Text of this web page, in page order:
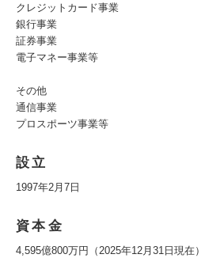
クレジットカード事業
銀行事業
証券事業
電子マネー事業等
その他
通信事業
プロスポーツ事業等
設立
1997年2月7日
資本金
4,595億800万円（2025年12月31日現在）